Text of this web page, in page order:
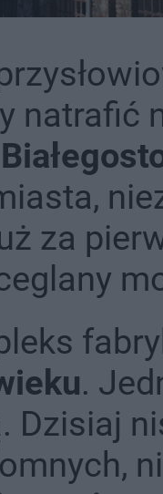
natrafić
za
.
Dzisiaj